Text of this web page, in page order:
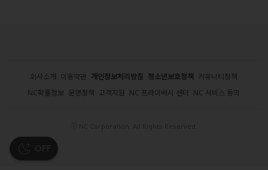
회사소개 이용약관 개인정보처리방침 청소년보호정책 커뮤니티정책
NC확률정보 운영정책 고객지원 NC 프라이버시 센터 NC 서비스 동의